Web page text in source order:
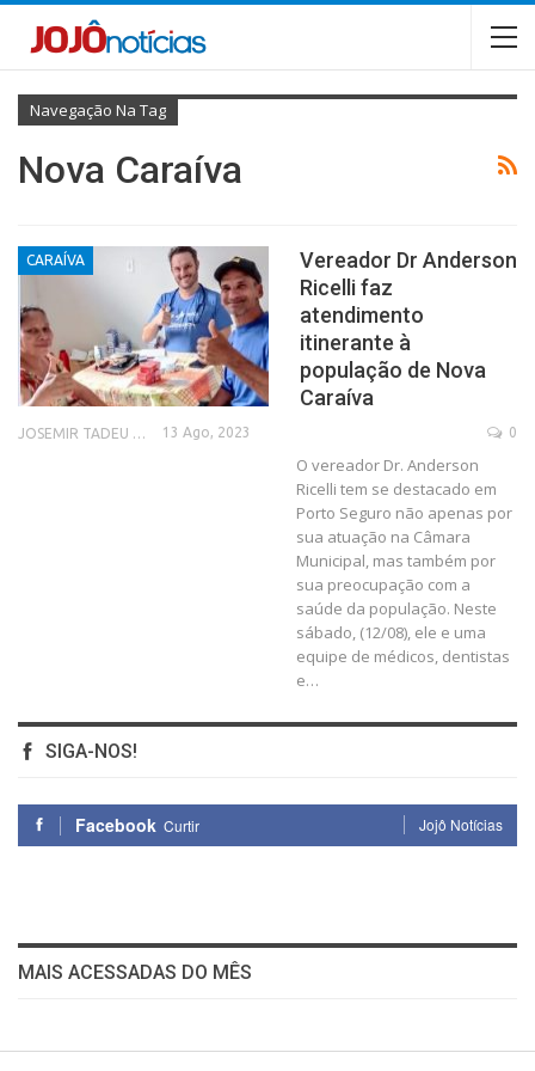
Navegação Na Tag
Nova Caraíva
CARAÍVA
Vereador Dr Anderson
Ricelli faz
atendimento
itinerante à
população de Nova
Caraíva
13 Ago, 2023 0
O vereador Dr. Anderson
Ricelli tem se destacado em
Porto Seguro não apenas por
sua atuação na Câmara
Municipal, mas também por
sua preocupação com a
saúde da população. Neste
sábado, (12/08), ele e uma
equipe de médicos, dentistas
e…
SIGA-NOS!
Facebook Curtir Jojô Notícias
MAIS ACESSADAS DO MÊS